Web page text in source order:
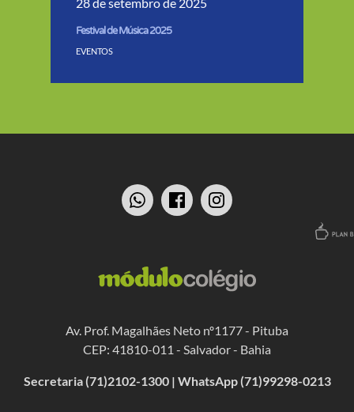
Festival de Música 2025
EVENTOS
Av. Prof. Magalhães Neto nº1177 - Pituba
CEP: 41810-011 - Salvador - Bahia
Secretaria (71)2102-1300 | WhatsApp (71)99298-0213